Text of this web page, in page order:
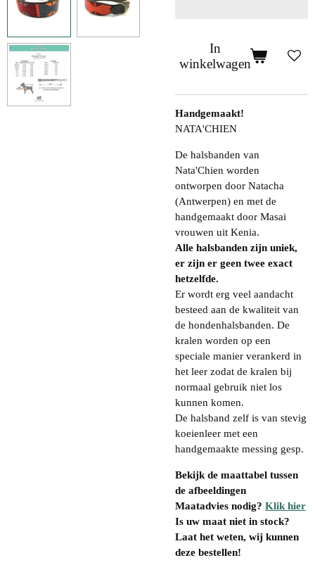
In
winkelwagen
Handgemaakt!
NATA'CHIEN
De halsbanden van
Nata'Chien worden
ontworpen door Natacha
(Antwerpen) en met de
handgemaakt door Masai
vrouwen uit Kenia.
Alle halsbanden zijn uniek,
er zijn er geen twee exact
hetzelfde.
Er wordt erg veel aandacht
besteed aan de kwaliteit van
de hondenhalsbanden. De
kralen worden op een
speciale manier verankerd in
het leer zodat de kralen bij
normaal gebruik niet los
kunnen komen.
De halsband zelf is van stevig
koeienleer met een
handgemaakte messing gesp.
Bekijk de maattabel tussen
de afbeeldingen
Maatadvies nodig? Klik hier
Is uw maat niet in stock?
Laat het weten, wij kunnen
deze bestellen!